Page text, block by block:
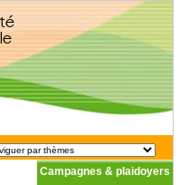
Campagnes & plaidoyers